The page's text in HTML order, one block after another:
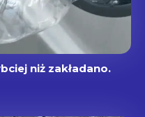
niż zakładano.